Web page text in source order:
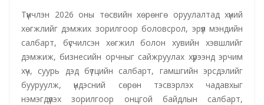
Түүнчлэн 2026 оны төсвийн хөрөнгө оруулалтад хүний
хөгжлийг дэмжих зорилгоор боловсрол, эрүүл мэндийн
салбарт, бүсчилсэн хөгжил болон хувийн хэвшлийг
дэмжиж, бизнесийн орчныг сайжруулах хүрээнд эрчим
хүч, суурь дэд бүтцийн салбарт, гамшгийн эрсдэлийг
бууруулж, үндэсний сөрөн тэсвэрлэх чадавхыг
нэмэгдүүлэх зорилгоор онцгой байдлын салбарт,